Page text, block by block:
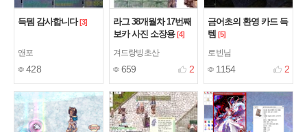
득템 감사합니다 [3]
앤포
428
라그 38개월차 17번째
보카 사진 소장용 [4]
겨드랑빙초산
659 2
금어초의 환영 카드 득
템 [5]
로빈님
1154 2